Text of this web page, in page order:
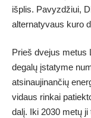
išplis. Pavyzdžiui,
alternatyvaus kuro
Prieš dvejus metus
degalų įstatyme
atsinaujinančių
vidaus rinkai
dalį. Iki 2030 metų